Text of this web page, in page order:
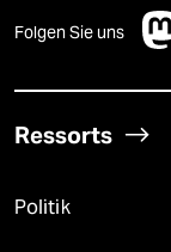
Folgen Sie uns
Ressorts
Politik